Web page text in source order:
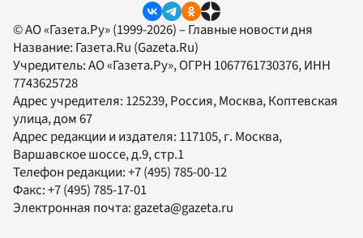
© АО «Газета.Ру» (1999-2026) – Главные новости дня
Название: Газета.Ru (Gazeta.Ru)
Учредитель:АО «Газета.Ру», ОГРН 1067761730376, ИНН
7743625728
Адрес учредителя: 125239, Россия, Москва, Коптевская
улица, дом 67
Адрес редакции и издателя: 117105, г. Москва,
Варшавское шоссе, д.9, стр.1
Телефон редакции:+7 (495) 785-00-12
Факс:+7 (495) 785-17-01
Электронная почта:gazeta@gazeta.ru